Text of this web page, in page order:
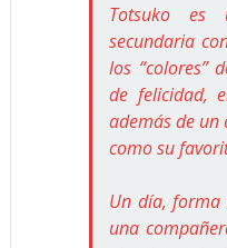
Totsuko es
secundaria
los “colores”
de felicidad,
además de un
como su
Un día, forma
una